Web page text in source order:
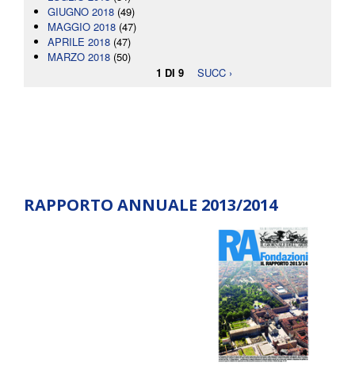
GIUGNO 2018 (49)
MAGGIO 2018 (47)
APRILE 2018 (47)
MARZO 2018 (50)
1 DI 9
SUCC ›
RAPPORTO ANNUALE 2013/2014